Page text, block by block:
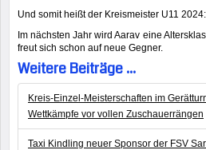
Und somit heißt der Kreismeister U11 2024:
Im nächsten Jahr wird Aarav eine
freut sich schon auf neue Gegner.
Weitere Beiträge ...
Kreis-Einzel-Meisterschaften im
Wettkämpfe vor vollen Zuschauerrängen
Taxi Kindling neuer Sponsor der FSV